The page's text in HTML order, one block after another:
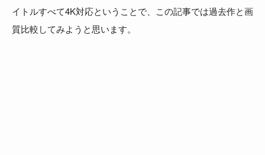
イトルすべて4K対応ということで、この記事では過去作と画
質比較してみようと思います。